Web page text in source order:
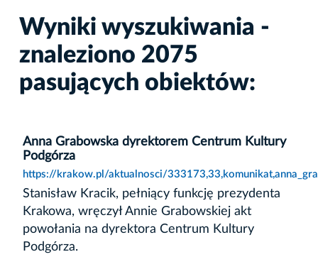
Wyniki wyszukiwania -
znaleziono 2075
pasujących obiektów:
Anna Grabowska dyrektorem Centrum Kultury
Podgórza
https://krakow.pl/aktualnosci/
Stanisław Kracik, pełniący funkcję prezydenta
Krakowa, wręczył Annie Grabowskiej akt
powołania na dyrektora Centrum Kultury
Podgórza.